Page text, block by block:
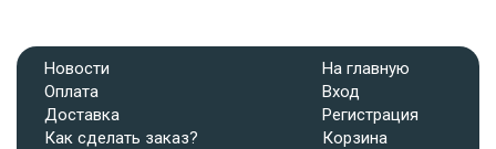
Новости
Оплата
Доставка
Как сделать заказ?
На главную
Вход
Регистрация
Корзина